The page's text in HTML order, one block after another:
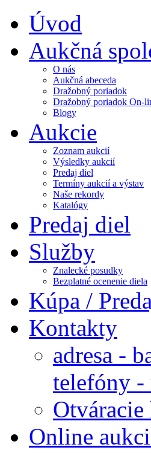
Úvod
Aukčná
O nás
Aukčná abeceda
Dražobný poriadok
Dražobný poriadok On-
Blogy
Aukcie
Zoznam aukcií
Výsledky aukcií
Predaj diel
Termíny aukcií a výstav
Naše rekordy
Katalógy
Predaj diel
Služby
Znalecké posudky
Bezplatné ocenenie diela
Kúpa /
Kontakty
adresa -
telefóny
Online